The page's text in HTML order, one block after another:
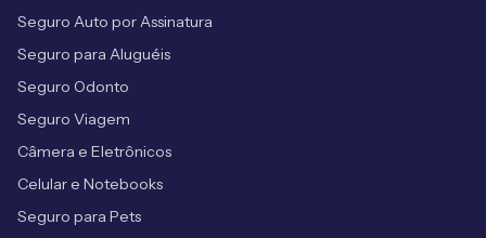
Seguro Auto por Assinatura
Seguro para Aluguéis
Seguro Odonto
Seguro Viagem
Câmera e Eletrônicos
Celular e Notebooks
Seguro para Pets